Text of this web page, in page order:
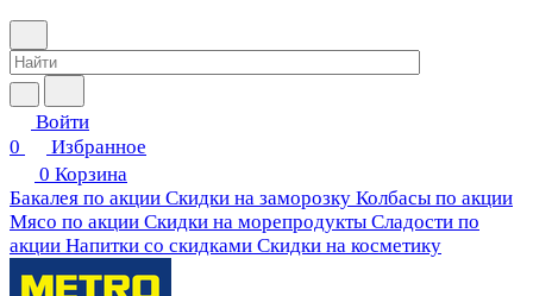
Войти
0
Избранное
0 Корзина
Бакалея по акции Скидки на заморозку Колбасы по акции
Мясо по акции Скидки на морепродукты Сладости по
акции Напитки со скидками Скидки на косметику